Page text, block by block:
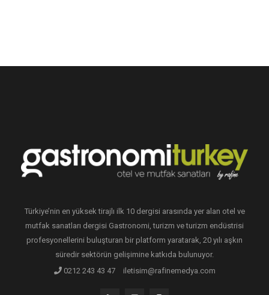
Türkiye’nin en yüksek tirajlı ilk 10 dergisi arasında yer alan otel ve
mutfak sanatları dergisi Gastronomi, turizm ve turizm endüstrisi
profesyonellerini buluşturan bir platform yaratarak, 20 yılı aşkın
süredir sektörün gelişimine katkıda bulunuyor.
0212 243 43 47
iletisim@rafinemedya.com